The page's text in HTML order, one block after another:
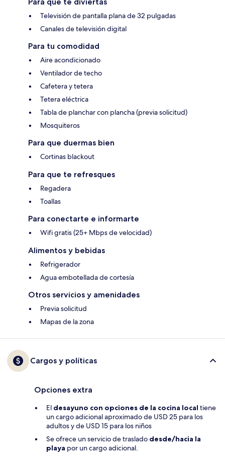
Televisión de pantalla plana de 32 pulgadas
Canales de televisión digital
Para tu comodidad
Aire acondicionado
Ventilador de techo
Cafetera y tetera
Tetera eléctrica
Tabla de planchar con plancha (previa solicitud)
Mosquiteros
Para que duermas bien
Cortinas blackout
Para que te refresques
Regadera
Toallas
Para conectarte e informarte
Wifi gratis (25+ Mbps de velocidad)
Alimentos y bebidas
Refrigerador
Agua embotellada de cortesía
Otros servicios y amenidades
Previa solicitud
Mapas de la zona
Cargos y políticas
Opciones extra
El desayuno con opciones de la cocina local tiene
un cargo adicional aproximado de USD 25 para los
adultos y de USD 15 para los niños
Se ofrece un servicio de traslado desde/hacia la
playa por un cargo adicional.